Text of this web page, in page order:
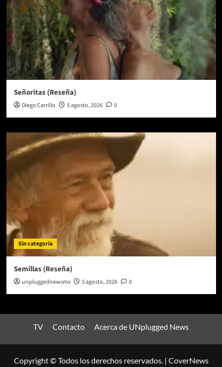
Señoritas (Reseña)
Diego Carrillo 5 agosto, 2026 0
Sin categoría
Semillas (Reseña)
unpluggednewsmx 5 agosto, 2026 0
TV Contacto Acerca de UNplugged News
Copyright © Todos los derechos reservados. | CoverNews